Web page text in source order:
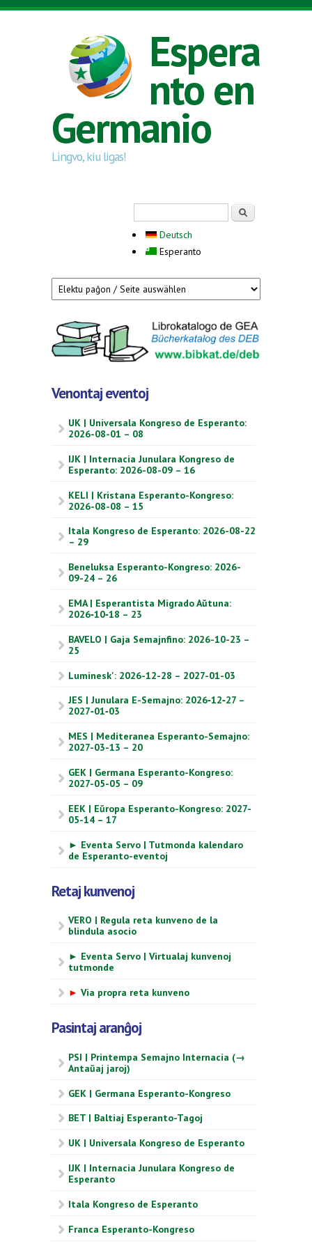
Skip to main content
Espera
nto en
Germanio
Lingvo, kiu ligas!
Deutsch
Esperanto
Venontaj eventoj
UK | Universala Kongreso de Esperanto:
2026-08-01 – 08
IJK | Internacia Junulara Kongreso de
Esperanto: 2026-08-09 – 16
KELI | Kristana Esperanto-Kongreso:
2026-08-08 – 15
Itala Kongreso de Esperanto: 2026-08-22
– 29
Beneluksa Esperanto-Kongreso: 2026-
09-24 – 26
EMA | Esperantista Migrado Aŭtuna:
2026‑10‑18 – 23
BAVELO | Gaja Semajnfino: 2026-10-23 –
25
Luminesk': 2026-12-28 – 2027-01-03
JES | Junulara E-Semajno: 2026‑12‑27 –
2027‑01‑03
MES | Mediteranea Esperanto-Semajno:
2027-03-13 – 20
GEK | Germana Esperanto-Kongreso:
2027-05-05 – 09
EEK | Eŭropa Esperanto-Kongreso: 2027-
05-14 – 17
► Eventa Servo | Tutmonda kalendaro
de Esperanto-eventoj
Retaj kunvenoj
VERO | Regula reta kunveno de la
blindula asocio
► Eventa Servo | Virtualaj kunvenoj
tutmonde
► Via propra reta kunveno
Pasintaj aranĝoj
PSI | Printempa Semajno Internacia (→
Antaŭaj jaroj)
GEK | Germana Esperanto-Kongreso
BET | Baltiaj Esperanto-Tagoj
UK | Universala Kongreso de Esperanto
IJK | Internacia Junulara Kongreso de
Esperanto
Itala Kongreso de Esperanto
Franca Esperanto-Kongreso